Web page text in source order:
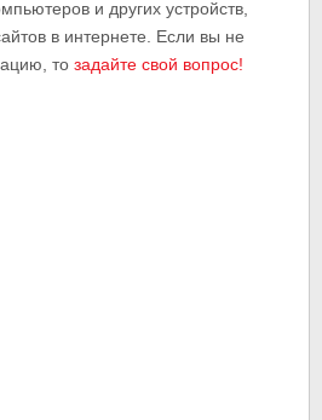
и других устройств,
в интернете. Если вы не
тозадайте свой вопрос!